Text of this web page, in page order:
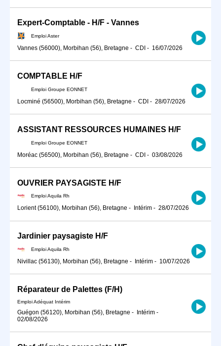
Expert-Comptable - H/F - Vannes
Emploi Aster
Vannes (56000), Morbihan (56), Bretagne - CDI - 16/07/2026
COMPTABLE H/F
Emploi Groupe EONNET
Locminé (56500), Morbihan (56), Bretagne - CDI - 28/07/2026
ASSISTANT RESSOURCES HUMAINES H/F
Emploi Groupe EONNET
Moréac (56500), Morbihan (56), Bretagne - CDI - 03/08/2026
OUVRIER PAYSAGISTE H/F
Emploi Aquila Rh
Lorient (56100), Morbihan (56), Bretagne - Intérim - 28/07/2026
Jardinier paysagiste H/F
Emploi Aquila Rh
Nivillac (56130), Morbihan (56), Bretagne - Intérim - 10/07/2026
Réparateur de Palettes (F/H)
Emploi Adéquat Intérim
Guégon (56120), Morbihan (56), Bretagne - Intérim -
02/08/2026